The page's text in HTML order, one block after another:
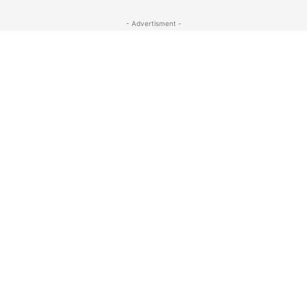
- Advertisment -